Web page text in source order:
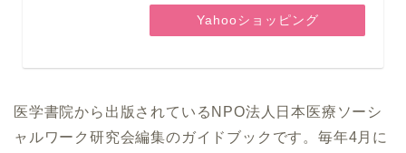
Yahooショッピング
医学書院から出版されているNPO法人日本医療ソーシ
ャルワーク研究会編集のガイドブックです。毎年4月に